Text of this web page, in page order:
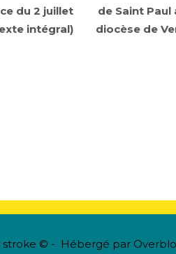
du 2 juillet
intégral)
de Saint Paul
diocèse de
stroke © - Hébergé par